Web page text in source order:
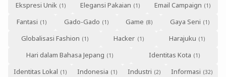
Ekspresi Unik
Elegansi Pakaian
Email Campaign
Fantasi
Gado-Gado Game
Gaya Seni
Globalisasi Fashion
Hacker
Harajuku
Hari dalam Bahasa Jepang
Identitas Kota
Identitas Lokal
Indonesia Industri
Informasi